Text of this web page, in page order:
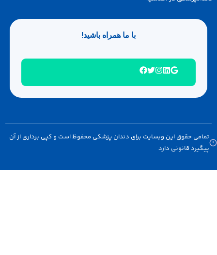
با ما همراه باشید!
حقوق این وبسایت برای دندان پزشکی محفوظ است و کپی برداری از آن
قانونی دارد